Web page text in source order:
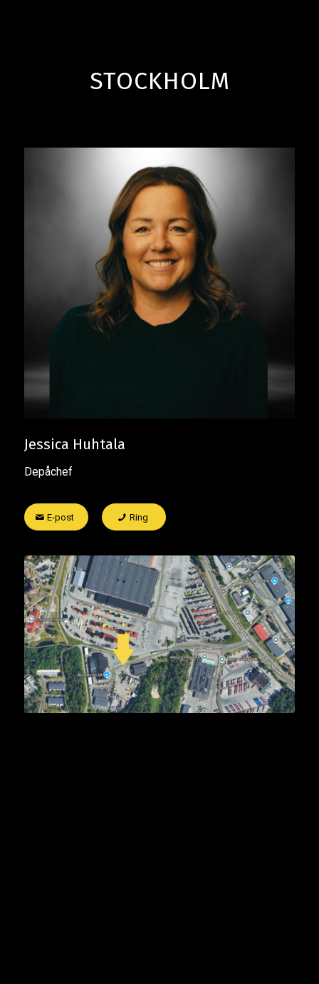
STOCKHOLM
Jessica Huhtala
Depåchef
E-post Ring